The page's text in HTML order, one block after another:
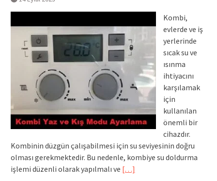
Kombi,
evlerde ve iş
yerlerinde
sıcak su ve
ısınma
ihtiyacını
karşılamak
için
kullanılan
önemli bir
cihazdır.
Kombinin düzgün çalışabilmesi için su seviyesinin doğru
olması gerekmektedir. Bu nedenle, kombiye su doldurma
işlemi düzenli olarak yapılmalı ve […]